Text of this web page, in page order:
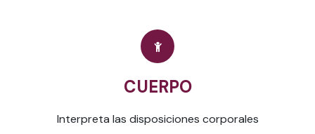
CUERPO
Interpreta las disposiciones corporales